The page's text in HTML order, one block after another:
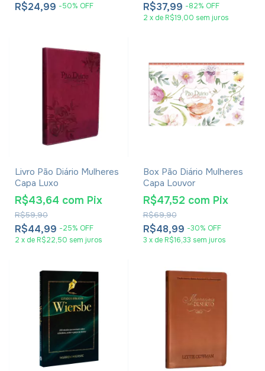
R$24,99 -50% OFF R$37,99 -82% OFF
2 x de R$19,00 sem juros
Livro Pão Diário Mulheres
Capa Luxo
R$44,99 -25% OFF
R$59,90
R$43,64 com Pix
2 x de R$22,50 sem juros
Box Pão Diário Mulheres
Capa Louvor
R$48,99 -30% OFF
R$69,90
R$47,52 com Pix
3 x de R$16,33 sem juros